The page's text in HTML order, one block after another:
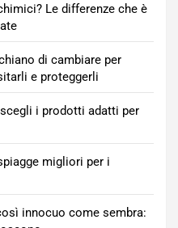
Le differenze che è
di cambiare per
e proteggerli
i prodotti adatti per
migliori per i
innocuo come sembra: